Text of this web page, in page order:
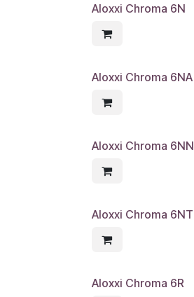
Aloxxi Chroma 6N
Aloxxi Chroma 6NA
Aloxxi Chroma 6NN
Aloxxi Chroma 6NT
Aloxxi Chroma 6R